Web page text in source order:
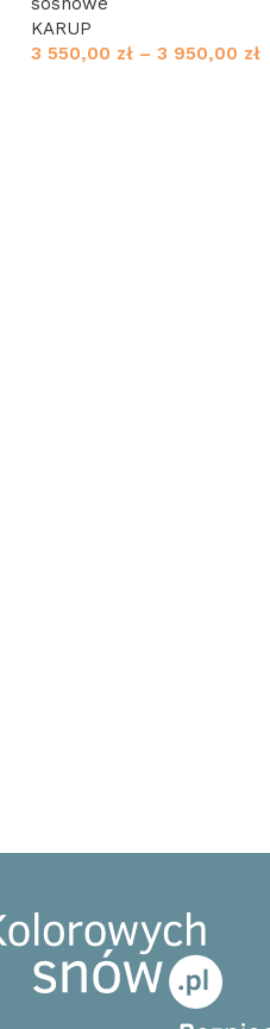
KARUP
3 550,00 zł – 3 950,00 zł